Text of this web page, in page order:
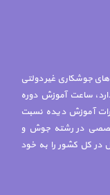
جوشکاری غیر دولتی
ساعت آموزش دوره
آموزش دیده نسبت
در رشته جوش و
در کل کشور را به خود